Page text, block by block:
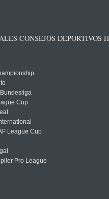
CONSEJOS DEPORTIVOS
Cup
League Cup
Pro League